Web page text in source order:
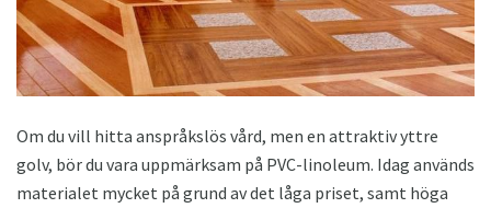
Om du vill hitta anspråkslös vård, men en attraktiv yttre
golv, bör du vara uppmärksam på PVC-linoleum. Idag används
materialet mycket på grund av det låga priset, samt höga